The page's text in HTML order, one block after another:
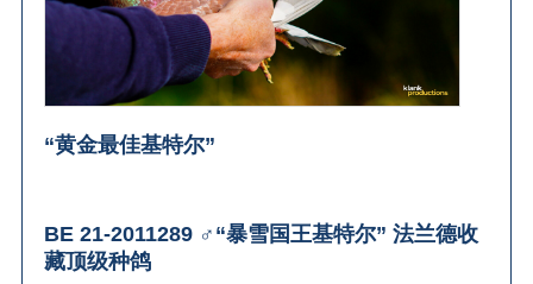
“黄金最佳基特尔”
BE 21-2011289 ♂“暴雪国王基特尔” 法兰德收
藏顶级种鸽